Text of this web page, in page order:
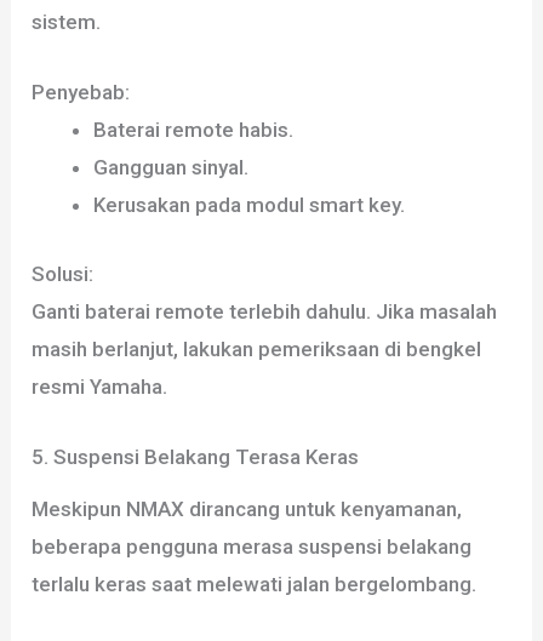
sistem.
Penyebab:
Baterai remote habis.
Gangguan sinyal.
Kerusakan pada modul smart key.
Solusi:
Ganti baterai remote terlebih dahulu. Jika masalah
masih berlanjut, lakukan pemeriksaan di bengkel
resmi Yamaha.
5. Suspensi Belakang Terasa Keras
Meskipun NMAX dirancang untuk kenyamanan,
beberapa pengguna merasa suspensi belakang
terlalu keras saat melewati jalan bergelombang.